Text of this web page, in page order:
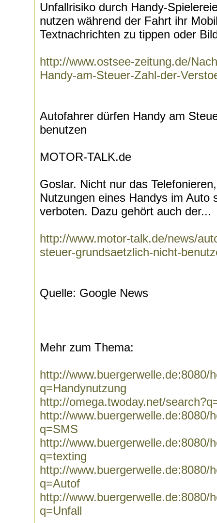
Unfallrisiko durch Handy-
nutzen während der Fahrt ihr
Textnachrichten zu tippen oder
http://www.ostsee-zeitung.de/
Handy-am-Steuer-Zahl-der-
Autofahrer dürfen Handy am
benutzen
MOTOR-TALK.de
Goslar. Nicht nur das
Nutzungen eines Handys im Auto
verboten. Dazu gehört auch der...
http://www.motor-talk.de/news/
steuer-grundsaetzlich-nicht-
Quelle: Google News
Mehr zum Thema:
http://www.buergerwelle.de:8080/
q=Handynutzung
http://omega.twoday.net/
http://www.buergerwelle.de:8080/
q=SMS
http://www.buergerwelle.de:8080/
q=texting
http://www.buergerwelle.de:8080/
q=Autof
http://www.buergerwelle.de:8080/
q=Unfall